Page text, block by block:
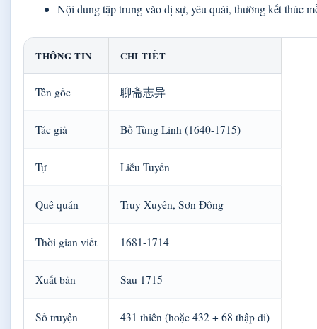
Nội dung tập trung vào dị sự, yêu quái, thường kết thúc
THÔNG TIN CHI TIẾT
Tên gốc 聊斋志异
Tác giả Bồ Tùng Linh (1640-1715)
Tự Liễu Tuyền
Quê quán Truy Xuyên, Sơn Đông
Thời gian viết 1681-1714
Xuất bản Sau 1715
Số truyện 431 thiên (hoặc 432 + 68 thập di)